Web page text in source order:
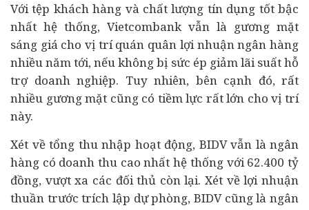
Với tệp khách hàng và chất lượng tín dụng tốt bậc
nhất hệ thống, Vietcombank vẫn là gương mặt
sáng giá cho vị trí quán quân lợi nhuận ngân hàng
nhiều năm tới, nếu không bị sức ép giảm lãi suất hỗ
trợ doanh nghiệp. Tuy nhiên, bên cạnh đó, rất
nhiều gương mặt cũng có tiềm lực rất lớn cho vị trí
này.
Xét về tổng thu nhập hoạt động, BIDV vẫn là ngân
hàng có doanh thu cao nhất hệ thống với 62.400 tỷ
đồng, vượt xa các đối thủ còn lại. Xét về lợi nhuận
thuần trước trích lập dự phòng, BIDV cũng là ngân